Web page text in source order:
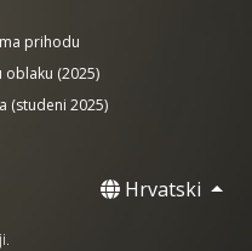
prihodu
oblaku (2025)
(studeni 2025)
Hrvatski